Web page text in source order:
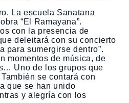
La escuela Sanatana
“El Ramayana”.
con la presencia de
deleitará con su concierto
para sumergirse dentro”.
momentos de música, de
Uno de los grupos que
se contará con
que se han unido
y alegría con los